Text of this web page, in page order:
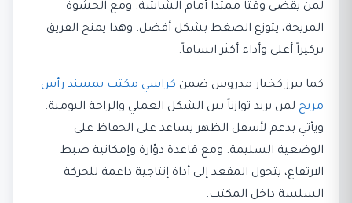
لمن يقضي وقتاً ممتداً أمام الشاشة. ومع الحشوة
المريحة، يتوزع الضغط بشكل أفضل. وهذا يمنح الفريق
تركيزاً أعلى وأداء أكثر اتساقاً.
كما يبرز كخيار مدروس ضمن كراسي مكتب بمسند رأس
مريح لمن يريد توازناً بين الشكل العملي والراحة اليومية.
ويأتي بدعم لأسفل الظهر يساعد على الحفاظ على
الوضعية السليمة. ومع قاعدة دوّارة وإمكانية ضبط
الارتفاع، يتحول المقعد إلى أداة إنتاجية داعمة للحركة
السلسة داخل المكتب.